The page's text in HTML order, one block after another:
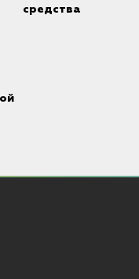
средства